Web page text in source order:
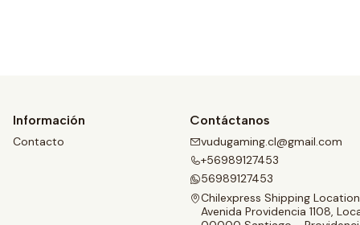
Información
Contacto
Contáctanos
vudugaming.cl@gmail.com
+56989127453
56989127453
Chilexpress Shipping Location
Avenida Providencia 1108,